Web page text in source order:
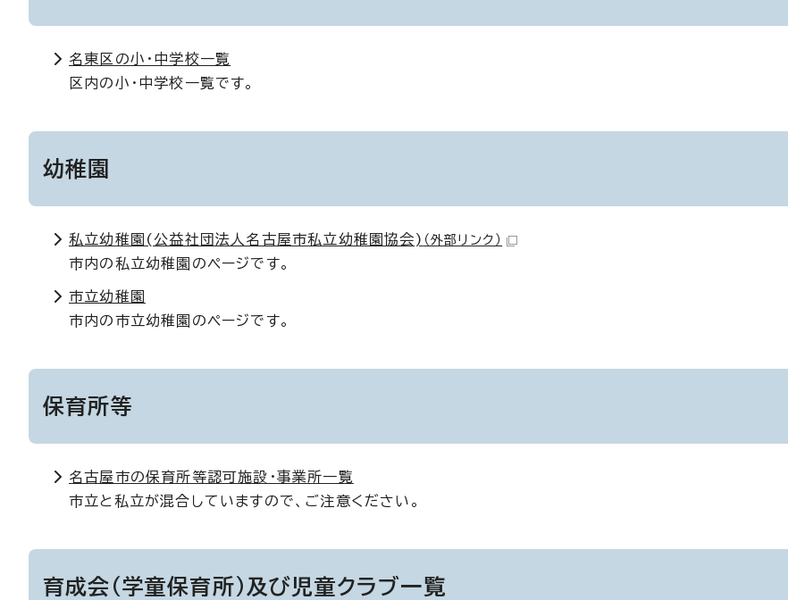
名東区の小・中学校一覧
区内の小・中学校一覧です。
幼稚園
私立幼稚園(公益社団法人名古屋市私立幼稚園協会) （外部リンク）
市内の私立幼稚園のページです。
市立幼稚園
市内の市立幼稚園のページです。
保育所等
名古屋市の保育所等認可施設・事業所一覧
市立と私立が混合していますので、ご注意ください。
育成会（学童保育所）及び児童クラブ一覧